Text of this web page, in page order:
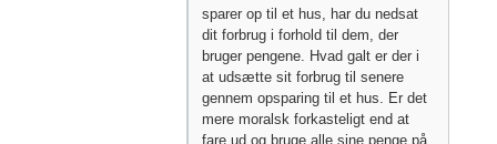
sparer op til et hus, har du nedsat
dit forbrug i forhold til dem, der
bruger pengene. Hvad galt er der i
at udsætte sit forbrug til senere
gennem opsparing til et hus. Er det
mere moralsk forkasteligt end at
fare ud og bruge alle sine penge på